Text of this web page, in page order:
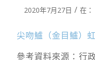
2020年7月27日 / 在：
尖吻鱸（金目鱸）
參考資料來源：行